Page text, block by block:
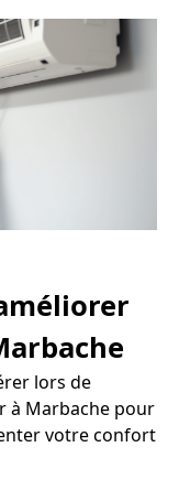
lors de
à Marbache pour
votre confort